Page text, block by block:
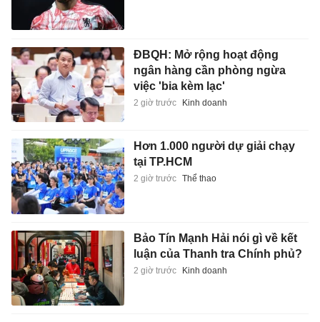
ĐBQH: Mở rộng hoạt động
ngân hàng cần phòng ngừa
việc 'bia kèm lạc'
2 giờ trước Kinh doanh
Hơn 1.000 người dự giải chạy
tại TP.HCM
2 giờ trước Thể thao
Bảo Tín Mạnh Hải nói gì về kết
luận của Thanh tra Chính phủ?
2 giờ trước Kinh doanh